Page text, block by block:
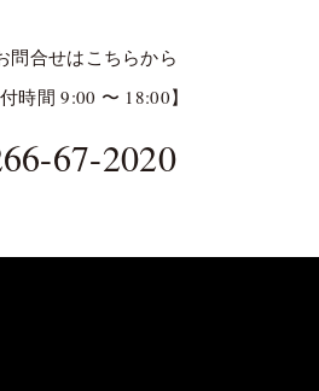
問合せはこちらから
時間 9:00 〜 18:00】
67-2020